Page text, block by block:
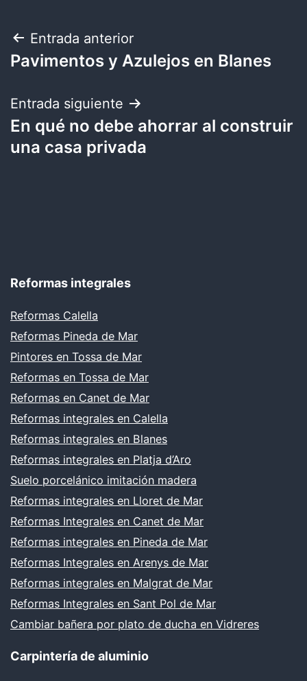
Navegación
de
Entrada anterior
Pavimentos y Azulejos en Blanes
Entrada siguiente
En qué no debe ahorrar al construir
una casa privada
Reformas integrales
Reformas Calella
Reformas Pineda de Mar
Pintores en Tossa de Mar
Reformas en Tossa de Mar
Reformas en Canet de Mar
Reformas integrales en Calella
Reformas integrales en Blanes
Reformas integrales en Platja d’Aro
Suelo porcelánico imitación madera
Reformas integrales en Lloret de Mar
Reformas Integrales en Canet de Mar
Reformas integrales en Pineda de Mar
Reformas Integrales en Arenys de Mar
Reformas integrales en Malgrat de Mar
Reformas Integrales en Sant Pol de Mar
Cambiar bañera por plato de ducha en Vidreres
Carpintería de aluminio